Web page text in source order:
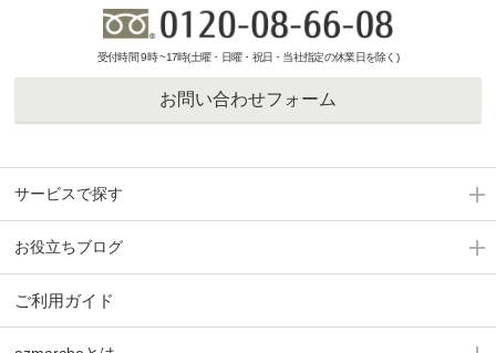
受付時間 9時 ~17時(土曜・日曜・祝日・当社指定の休業日を除く)
お問い合わせフォーム
サービスで探す
お役立ちブログ
ご利用ガイド